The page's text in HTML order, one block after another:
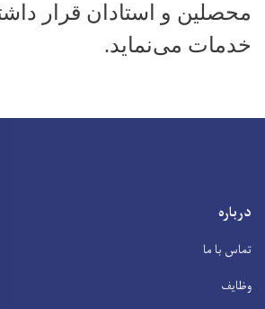
محصلین و استادان قرار
خدمات می‌نماید.
درباره
تماس با ما
وظایف